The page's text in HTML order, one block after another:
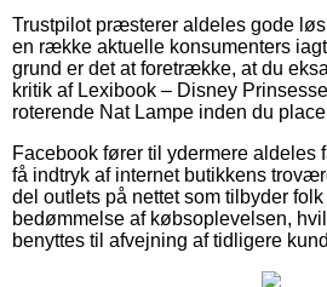
Trustpilot præsterer aldeles gode
en række aktuelle konsumenters
grund er det at foretrække, at du
kritik af Lexibook – Disney
roterende Nat Lampe inden du
Facebook fører til ydermere aldeles
få indtryk af internet butikkens
del outlets på nettet som tilbyder
bedømmelse af købsoplevelsen,
benyttes til afvejning af tidligere